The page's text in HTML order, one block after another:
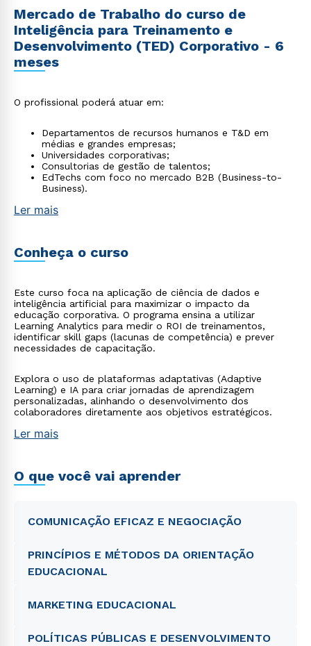
Mercado de Trabalho do curso de
Inteligência para Treinamento e
Desenvolvimento (TED) Corporativo - 6
meses
O profissional poderá atuar em:
Departamentos de recursos humanos e T&D em
médias e grandes empresas;
Universidades corporativas;
Consultorias de gestão de talentos;
EdTechs com foco no mercado B2B (Business-to-
Business).
Ler mais
Conheça o curso
Este curso foca na aplicação de ciência de dados e
inteligência artificial para maximizar o impacto da
educação corporativa. O programa ensina a utilizar
Learning Analytics para medir o ROI de treinamentos,
identificar skill gaps (lacunas de competência) e prever
necessidades de capacitação.
Explora o uso de plataformas adaptativas (Adaptive
Learning) e IA para criar jornadas de aprendizagem
personalizadas, alinhando o desenvolvimento dos
colaboradores diretamente aos objetivos estratégicos.
Ler mais
O que você vai aprender
COMUNICAÇÃO EFICAZ E NEGOCIAÇÃO
PRINCÍPIOS E MÉTODOS DA ORIENTAÇÃO
EDUCACIONAL
MARKETING EDUCACIONAL
POLÍTICAS PÚBLICAS E DESENVOLVIMENTO